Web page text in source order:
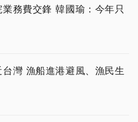
務費交鋒 韓國瑜：今年只
灣 漁船進港避風、漁民生